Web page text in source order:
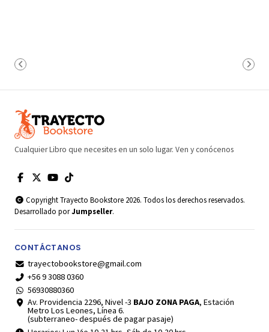
Cualquier Libro que necesites en un solo lugar. Ven y conócenos
Copyright Trayecto Bookstore 2026. Todos los derechos reservados.
Desarrollado porJumpseller.
CONTÁCTANOS
trayectobookstore@gmail.com
+56 9 3088 0360
56930880360
Av. Providencia 2296, Nivel -3 BAJO ZONA PAGA, Estación
Metro Los Leones, Línea 6.
(subterraneo- después de pagar pasaje)